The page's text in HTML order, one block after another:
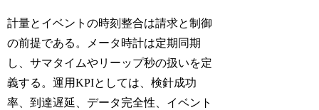
計量とイベントの時刻整合は請求と制御
の前提である。メータ時計は定期同期
し、サマタイムやリーップ秒の扱いを定
義する。運用KPIとしては、検針成功
率、到達遅延、データ完全性、イベント